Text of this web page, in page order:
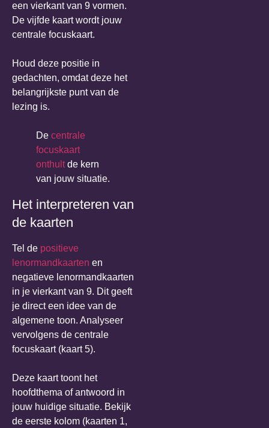
een vierkant van 9 vormen.
De vijfde kaart wordt jouw
centrale focuskaart.
Houd deze positie in
gedachten, omdat deze het
belangrijkste punt van de
lezing is.
De centrale
focuskaart
onthultde kern
van jouw situatie.
Het interpreteren van
de kaarten
Tel de positieve
lenormandkaarten en
negatieve lenormandkaarten
in je vierkant van 9. Dit geeft
je direct een idee van de
algemene toon. Analyseer
vervolgens de centrale
focuskaart (kaart 5).
Deze kaart toont het
hoofdthema of antwoord in
jouw huidige situatie. Bekijk
de eerste kolom (kaarten 1,